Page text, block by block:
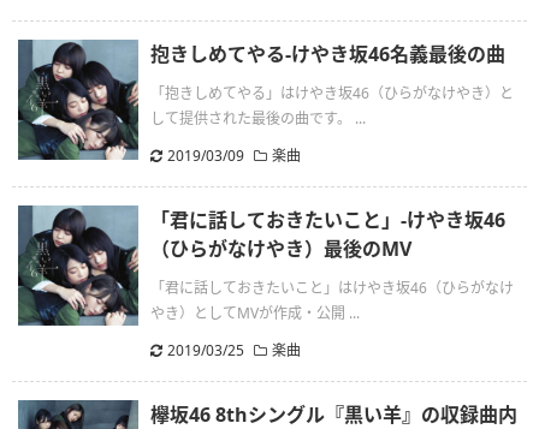
抱きしめてやる-けやき坂46名義最後の曲
「抱きしめてやる」はけやき坂46（ひらがなけやき）と
して提供された最後の曲です。 ...
2019/03/09
楽曲
「君に話しておきたいこと」-けやき坂46
（ひらがなけやき）最後のMV
「君に話しておきたいこと」はけやき坂46（ひらがなけ
やき）としてMVが作成・公開 ...
2019/03/25
楽曲
欅坂46 8thシングル『黒い羊』の収録曲内